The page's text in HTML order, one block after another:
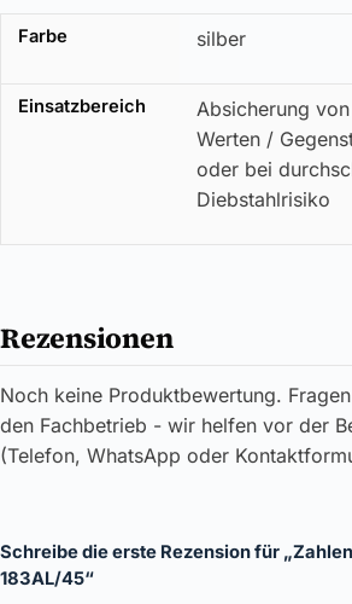
Farbe silber
Einsatzbereich
Absicherung
Werten /
oder bei
Diebstahlrisiko
Rezensionen
Noch keine Produktbewertung.
den Fachbetrieb - wir helfen vor der
(Telefon, WhatsApp oder
Schreibe die erste Rezension für
183AL/45“